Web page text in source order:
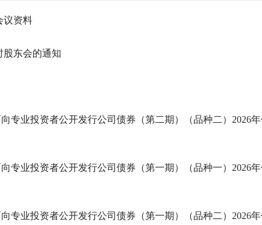
议资料
股东会的通知
专业投资者公开发行公司债券（第二期）（品种二）2026
专业投资者公开发行公司债券（第一期）（品种一）2026
专业投资者公开发行公司债券（第一期）（品种二）2026